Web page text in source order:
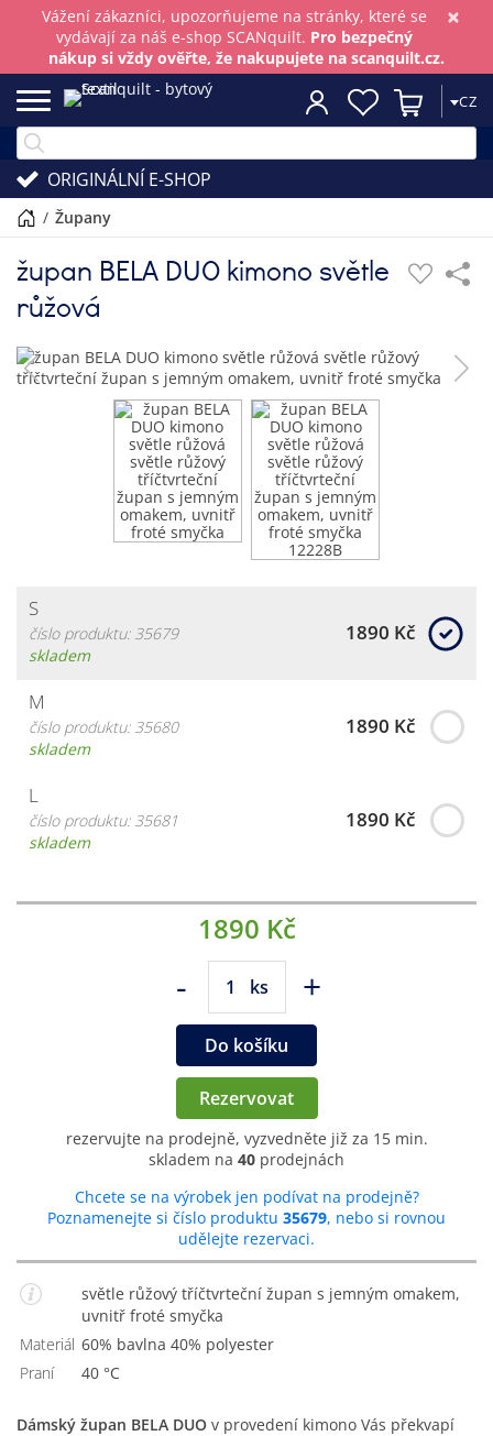
×
Vážení zákazníci, upozorňujeme na stránky, které se
vydávají za náš e-shop SCANquilt. Pro bezpečný
nákup si vždy ověřte, že nakupujete na scanquilt.cz.
CZ
ORIGINÁLNÍ E-SHOP
/ župany
župan BELA DUO kimono světle
růžová
S
číslo produktu: 35679
skladem
1890 Kč
M
číslo produktu: 35680
skladem
1890 Kč
L
číslo produktu: 35681
skladem
1890 Kč
1890 Kč
- ks +
Do košíku
Rezervovat
rezervujte na prodejně, vyzvedněte již za 15 min.
skladem na 40 prodejnách
Chcete se na výrobek jen podívat na prodejně?
Poznamenejte si číslo produktu 35679, nebo si rovnou
udělejte rezervaci.
světle růžový tříčtvrteční župan s jemným omakem,
uvnitř froté smyčka
Materiál
60% bavlna 40% polyester
Praní
40 °C
Dámský župan BELA DUO v provedení kimono Vás překvapí